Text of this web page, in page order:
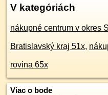
V kategóriách
nákupné centrum v okres
Bratislavský kraj 51x,
rovina 65x
Viac o bode